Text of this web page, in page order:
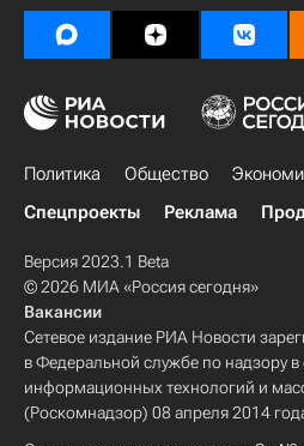
Политика Общество
Спецпроекты
Реклама
Версия 2023.1 Beta
© 2026 МИА «Россия сегодня»
Вакансии
Сетевое издание РИА Новости
в Федеральной службе по надзору в
информационных технологий и
(Роскомнадзор) 08 апреля 2014